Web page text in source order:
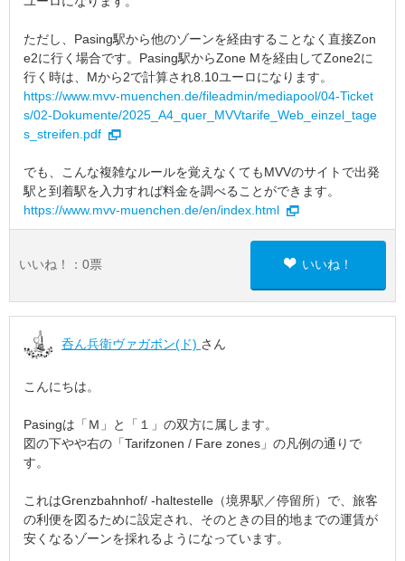
ただし、Pasing駅から他のゾーンを経由することなく直接Zon
e2に行く場合です。Pasing駅からZone Mを経由してZone2に
行く時は、Mから2で計算され8.10ユーロになります。
https://www.mvv-muenchen.de/fileadmin/mediapool/04-Ticket
s/02-Dokumente/2025_A4_quer_MVVtarife_Web_einzel_tage
s_streifen.pdf
でも、こんな複雑なルールを覚えなくてもMVVのサイトで出発
駅と到着駅を入力すれば料金を調べることができます。
https://www.mvv-muenchen.de/en/index.html
いいね！： 0票 いいね！
呑ん兵衛ヴァガボン(ド) さん
こんにちは。
Pasingは「Ｍ」と「１」の双方に属します。
図の下やや右の「Tarifzonen / Fare zones」の凡例の通りで
す。
これはGrenzbahnhof/ -haltestelle（境界駅／停留所）で、旅客
の利便を図るために設定され、そのときの目的地までの運賃が
安くなるゾーンを採れるようになっています。